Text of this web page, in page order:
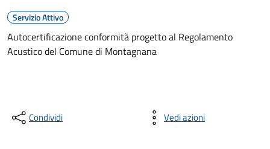
Servizio Attivo
Autocertificazione conformità progetto al Regolamento
Acustico del Comune di Montagnana
Condividi Vedi azioni